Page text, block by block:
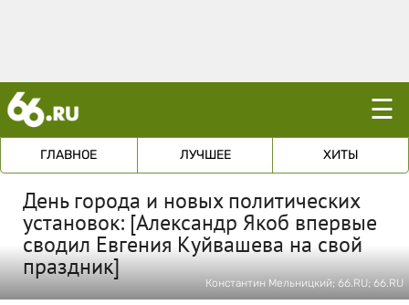
☰
ГЛАВНОЕ ЛУЧШЕЕ ХИТЫ
День города и новых политических
установок: [Александр Якоб впервые
сводил Евгения Куйвашева на свой
праздник]
Константин Мельницкий; 66.RU; 66.RU